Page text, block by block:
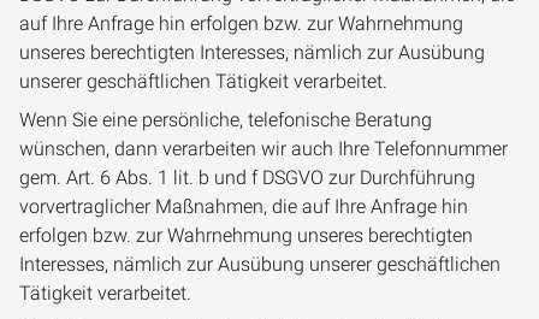
auf Ihre Anfrage hin erfolgen bzw. zur Wahrnehmung
unseres berechtigten Interesses, nämlich zur Ausübung
unserer geschäftlichen Tätigkeit verarbeitet.
Wenn Sie eine persönliche, telefonische Beratung
wünschen, dann verarbeiten wir auch Ihre Telefonnummer
gem. Art. 6 Abs. 1 lit. b und f DSGVO zur Durchführung
vorvertraglicher Maßnahmen, die auf Ihre Anfrage hin
erfolgen bzw. zur Wahrnehmung unseres berechtigten
Interesses, nämlich zur Ausübung unserer geschäftlichen
Tätigkeit verarbeitet.